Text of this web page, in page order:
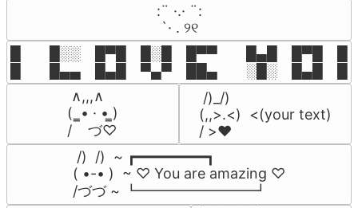
⠀:¨ ·.· ¨:⠀
⠀ `· . ୨୧⠀
█  █░░ █▀█ █░█ █▀▀  █▄█ █▀█
█  █▄▄ █▄█ ▀▄▀ ██▄  ░█░ █▄█
∧,,,∧
(  ̳• · • ̳)
/    づ♡
/)_/)
(,,>.<)  <(your text)
/ >❤️
/)  /)  ~ ┏━━━━━━━━┓
( •-• )  ~ ♡ You are amazing ♡
/づづ ~ ┗━━━━━━━━┛